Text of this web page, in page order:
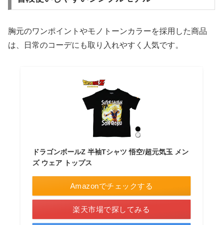
胸元のワンポイントやモノトーンカラーを採用した商品
は、日常のコーデにも取り入れやすく人気です。
ドラゴンボールZ 半袖Tシャツ 悟空/超元気玉 メン
ズ ウェア トップス
Amazonでチェックする
楽天市場で探してみる